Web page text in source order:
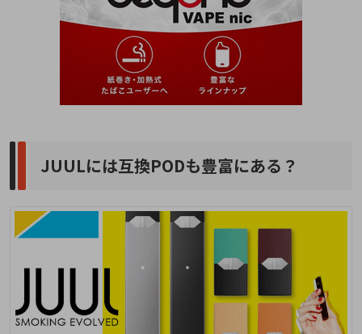
JUULには互換PODも豊富にある？